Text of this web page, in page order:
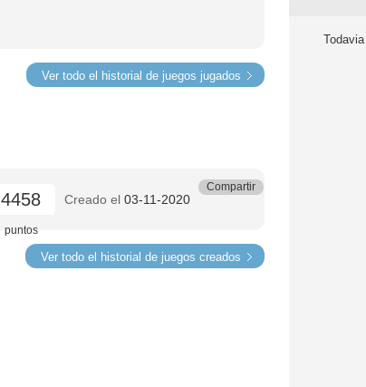
Ver todo el historial de juegos jugados
4458
puntos
Creado el 03-11-2020
Compartir
Ver todo el historial de juegos creados